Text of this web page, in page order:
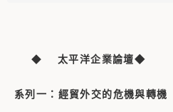
◆ 太平洋企業論壇◆
系列一：經貿外交的危機與轉機